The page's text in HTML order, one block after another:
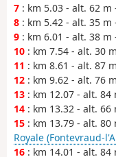
7 : km 5.03 - alt. 62
8 : km 5.42 - alt. 35
9 : km 6.01 - alt. 38
10 : km 7.54 - alt. 30
11 : km 8.61 - alt. 87
12 : km 9.62 - alt. 76
13 : km 12.07 - alt.
14 : km 13.32 - alt. 66
15 : km 13.79 - alt.
Royale (Fontevraud-
16 : km 14.01 - alt. 84